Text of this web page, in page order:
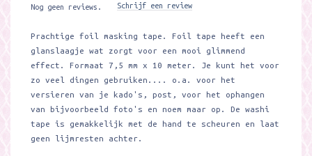
Nog geen reviews. Schrijf een review
Prachtige foil masking tape. Foil tape heeft een
glanslaagje wat zorgt voor een mooi glimmend
effect. Formaat 7,5 mm x 10 meter. Je kunt het voor
zo veel dingen gebruiken.... o.a. voor het
versieren van je kado's, post, voor het ophangen
van bijvoorbeeld foto's en noem maar op. De washi
tape is gemakkelijk met de hand te scheuren en laat
geen lijmresten achter.